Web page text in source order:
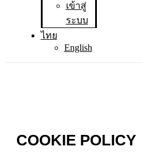
เข้าสู่
ระบบ
ไทย
English